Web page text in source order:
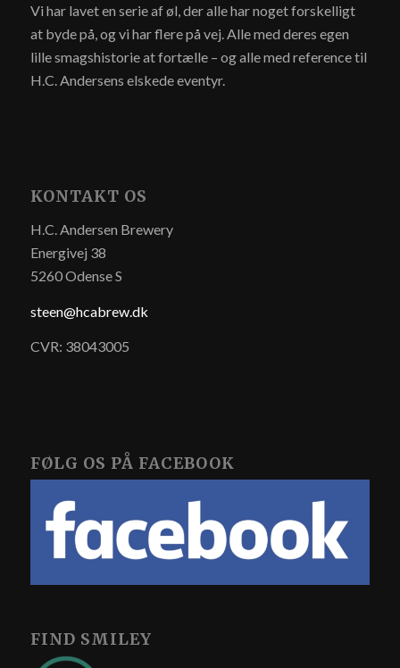
Vi har lavet en serie af øl, der alle har noget forskelligt
at byde på, og vi har flere på vej. Alle med deres egen
lille smagshistorie at fortælle – og alle med reference til
H.C. Andersens elskede eventyr.
KONTAKT OS
H.C. Andersen Brewery
Energivej 38
5260 Odense S
steen@hcabrew.dk
CVR: 38043005
FØLG OS PÅ FACEBOOK
FIND SMILEY